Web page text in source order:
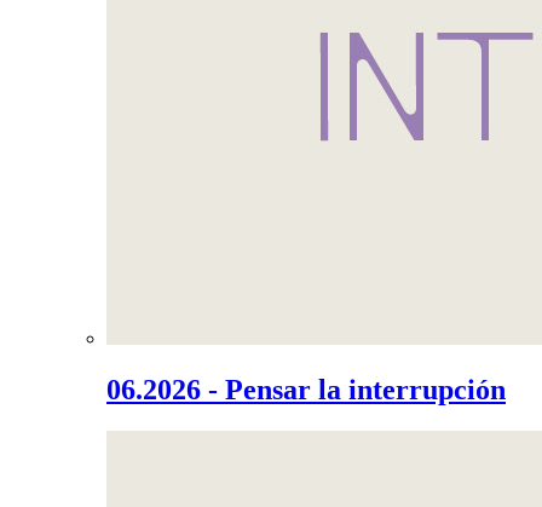
06.2026 - Pensar la interrupción